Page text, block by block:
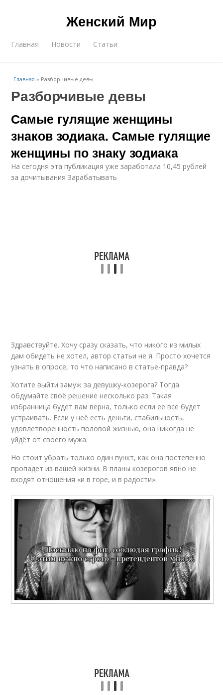
Женский Мир
Главная Новости Статьи
Главная » Разборчивые девы
Разборчивые девы
Самые гулящие женщины
знаков зодиака. Самые гулящие
женщины по знаку зодиака
На сегодня эта публикация уже заработала 10,45 рублей
за дочитывания Зарабатывать
Здравствуйте. Хочу сразу сказать, что никого из милых
дам обидеть не хотел, автор статьи не я. Просто хочется
узнать в опросе, то что написано в статье-правда?
Хотите выйти замуж за девушку-козерога? Тогда
обдумайте своё решение несколько раз. Такая
избранница будет вам верна, только если ее все будет
устраивать. Если у неё есть деньги, стабильность,
удовлетворенность половой жизнью, она никогда не
уйдёт от своего мужа.
Но стоит убрать только один пункт, как она постепенно
пропадет из вашей жизни. В планы козерогов явно не
входят отношения «и в горе, и в радости».